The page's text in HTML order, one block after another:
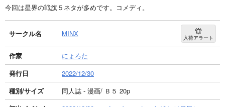
今回は星界の戦旗５ネタが多めです。コメディ。
サークル名 MINX 入荷アラート
作家
にょろた
発行日
2022/12/30
種別/サイズ
同人誌 - 漫画/ Ｂ５ 20p